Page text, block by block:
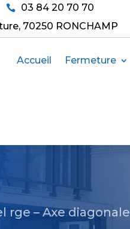
 03 84 20 70 70
70250 RONCHAMP
Accueil Fermeture
rge – Axe diagonale